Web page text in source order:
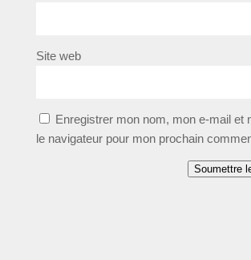
Site web
Enregistrer mon nom, mon e-mail et
le navigateur pour mon prochain
Soumettre